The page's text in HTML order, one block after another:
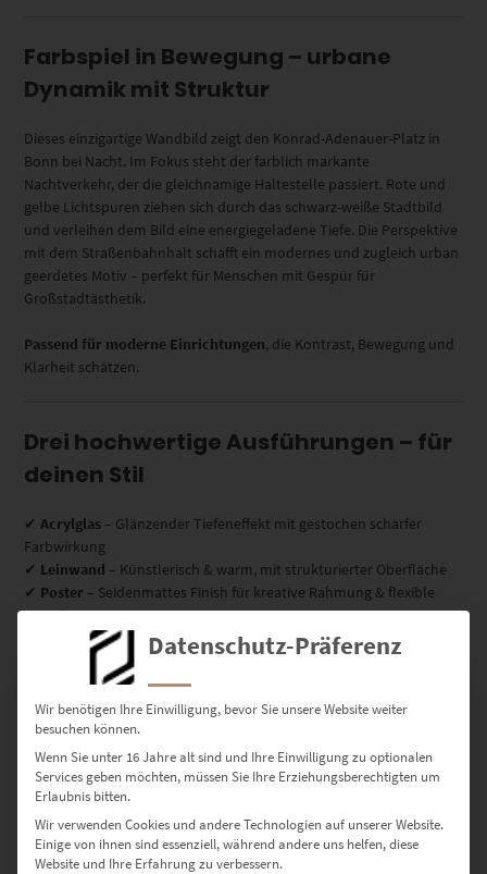
Farbspiel in Bewegung – urbane
Dynamik mit Struktur
Dieses einzigartige Wandbild zeigt den Konrad-Adenauer-Platz in
Bonn bei Nacht. Im Fokus steht der farblich markante
Nachtverkehr, der die gleichnamige Haltestelle passiert. Rote und
gelbe Lichtspuren ziehen sich durch das schwarz-weiße Stadtbild
und verleihen dem Bild eine energiegeladene Tiefe. Die Perspektive
mit dem Straßenbahnhalt schafft ein modernes und zugleich urban
geerdetes Motiv – perfekt für Menschen mit Gespür für
Großstadtästhetik.
Passend für moderne Einrichtungen, die Kontrast, Bewegung und
Klarheit schätzen.
Drei hochwertige Ausführungen – für
deinen Stil
✔Acrylglas – Glänzender Tiefeneffekt mit gestochen scharfer
Farbwirkung
✔ Leinwand – Künstlerisch & warm, mit strukturierter Oberfläche
✔ Poster – Seidenmattes Finish für kreative Rahmung & flexible
Gestaltung
Erhältliche Größen – abgestimmt auf
jeden Raum
▪ 30 × 20 cm – Für kleine Akzente, Regale & Bilderwände
▪ 45 × 30 cm – Ideal für Eingangsbereiche & Flure
▪ 60 × 40 cm – Klassisch & universell einsetzbar
▪ 75 × 50 cm – Für Sideboards, Nischen & Arbeitszimmer
▪ 90 × 60 cm – Wirkt optimal als Solobild
Datenschutz-Präferenz
Wir benötigen Ihre Einwilligung, bevor Sie unsere Website weiter
besuchen können.
Wenn Sie unter 16 Jahre alt sind und Ihre Einwilligung zu optionalen
Services geben möchten, müssen Sie Ihre Erziehungsberechtigten um
Erlaubnis bitten.
Wir verwenden Cookies und andere Technologien auf unserer Website.
Einige von ihnen sind essenziell, während andere uns helfen, diese
Website und Ihre Erfahrung zu verbessern.